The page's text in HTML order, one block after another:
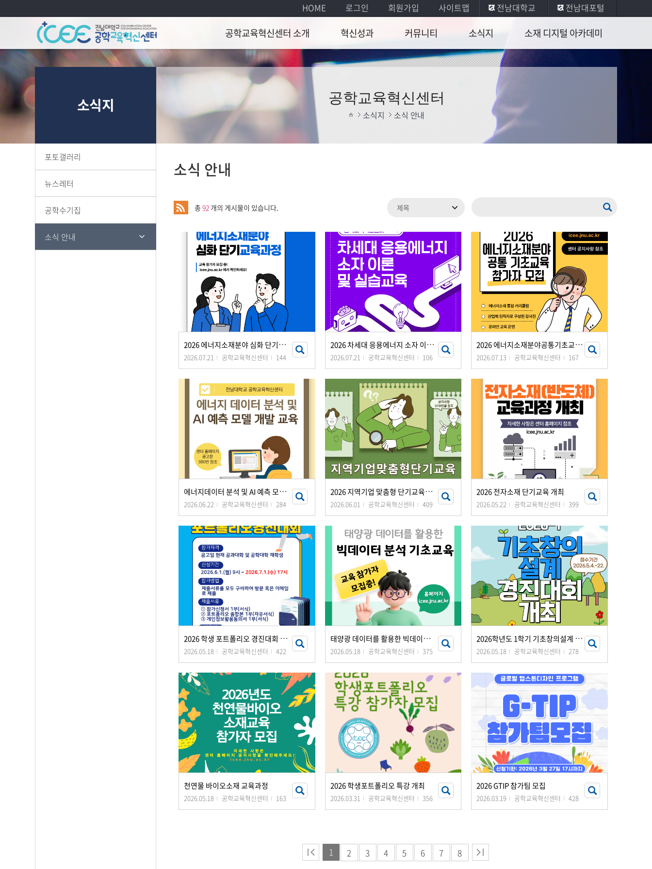
HOME 로그인 회원가입 사이트맵 전남대학교 전남대포털
공학교육혁신센터 소개
연혁 및 설립목적
당해연도 주요사업
조직 및 업무
찾아오시는 길
혁신성과
공학교육방법개선
확산활동
커뮤니티
공지사항
자료실
소식지
포토갤러리
공학수기집
소재 디지털 아카데미
소재 디지털 아카데미
공학교육혁신센터
소식지 소식 안내
소식지
포토갤러리
뉴스레터
공학수기집
소식 안내
소식 안내
총 92 개의 게시물이 있습니다.
2
026 에너지소재분야 심화 단기교육과정
2026.07.21 공학교육혁신센터 144
2
026 차세대 응용에너지 소자 이론 및 실습교육
2026.07.21 공학교육혁신센터 106
2
026 에너지소재분야공통기초교육과정
2026.07.13 공학교육혁신센터 167
에
너지데이터 분석 및 AI 예측 모델 개발 교육
2026.06.22 공학교육혁신센터 284
2
026 지역기업 맞춤형 단기교육과정
2026.06.01 공학교육혁신센터 409
2026 전자소재 단기교육 개최
2026.05.22 공학교육혁신센터 399
2
026 학생 포트폴리오 경진대회 개최
2026.05.18 공학교육혁신센터 422
태
양광 데이터를 활용한 빅데이터 분석 기초교육 개최
2026.05.18 공학교육혁신센터 375
2
026학년도 1학기 기초창의설계 경진대회 개최 안내
2026.05.18 공학교육혁신센터 278
천연물 바이오소재 교육과정
2026.05.18 공학교육혁신센터 163
2026 학생포트폴리오 특강 개최
2026.03.31 공학교육혁신센터 356
2026 GTIP 참가팀 모집
2026.03.19 공학교육혁신센터 428
1 2 3 4 5 6 7 8